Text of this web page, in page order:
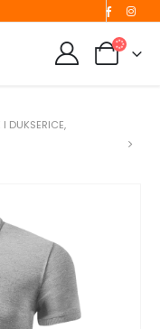
DUKSERICE,